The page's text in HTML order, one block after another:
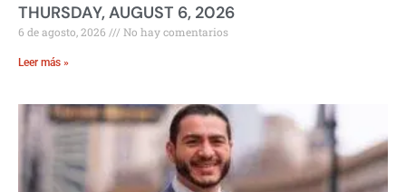
THURSDAY, AUGUST 6, 2026
6 de agosto, 2026 No hay comentarios
Leer más »